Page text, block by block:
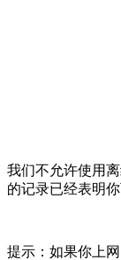
我们不允许使用
的记录已经表明
提示：如果你上